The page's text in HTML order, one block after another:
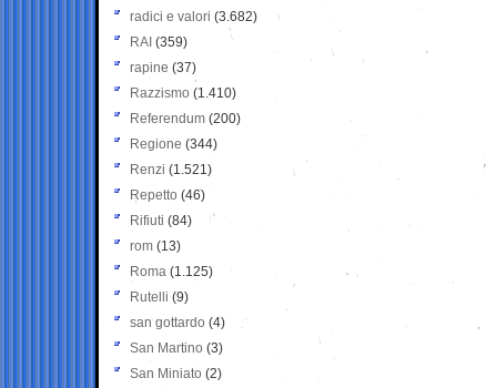
radici e valori (3.682)
RAI (359)
rapine (37)
Razzismo (1.410)
Referendum (200)
Regione (344)
Renzi (1.521)
Repetto (46)
Rifiuti (84)
rom (13)
Roma (1.125)
Rutelli (9)
san gottardo (4)
San Martino (3)
San Miniato (2)